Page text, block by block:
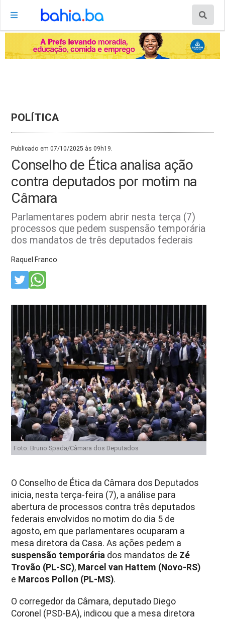
POLÍTICA
Publicado em 07/10/2025 às 09h19.
Conselho de Ética analisa ação
contra deputados por motim na
Câmara
Parlamentares podem abrir nesta terça (7)
processos que pedem suspensão temporária
dos mandatos de três deputados federais
Raquel Franco
Foto: Bruno Spada/Câmara dos Deputados
O Conselho de Ética da Câmara dos Deputados
inicia, nesta terça-feira (7), a análise para
abertura de processos contra três deputados
federais envolvidos no motim do dia 5 de
agosto, em que parlamentares ocuparam a
mesa diretora da Casa. As ações pedem a
suspensão temporária dos mandatos de Zé
Trovão (PL-SC), Marcel van Hattem (Novo-RS)
e Marcos Pollon (PL-MS).
O corregedor da Câmara, deputado Diego
Coronel (PSD-BA), indicou que a mesa diretora